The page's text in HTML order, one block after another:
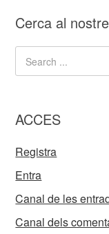
Cerca al
ACCES
Registra
Entra
Canal de les
Canal dels